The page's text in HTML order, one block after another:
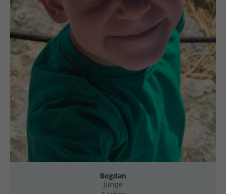
Bogdan
Junge